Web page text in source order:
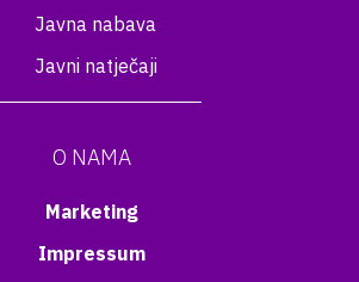
Javna nabava
Javni natječaji
O NAMA
Marketing
Impressum